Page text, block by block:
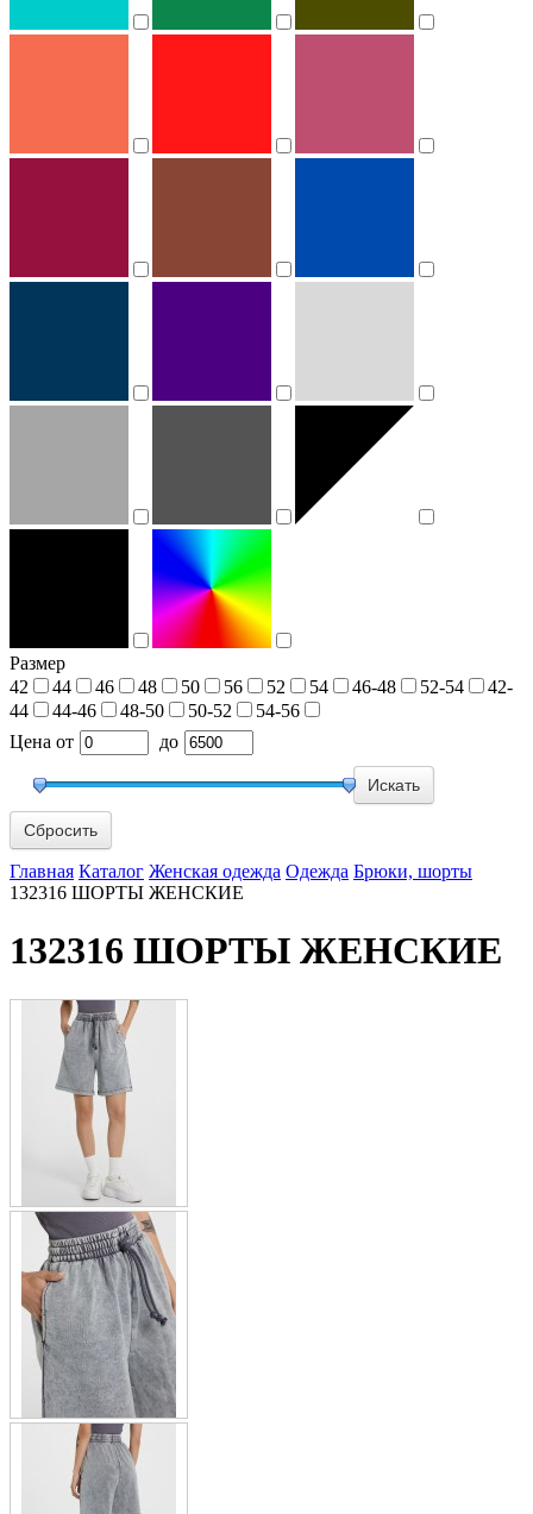
Размер
42
44 46 48 50 56 52 54 46-48 52-54
42-
44
44-46 48-50 50-52
54-56
Цена от до
Сбросить
Главная Каталог Женская одежда Одежда Брюки, шорты
132316 ШОРТЫ ЖЕНСКИЕ
132316 ШОРТЫ ЖЕНСКИЕ